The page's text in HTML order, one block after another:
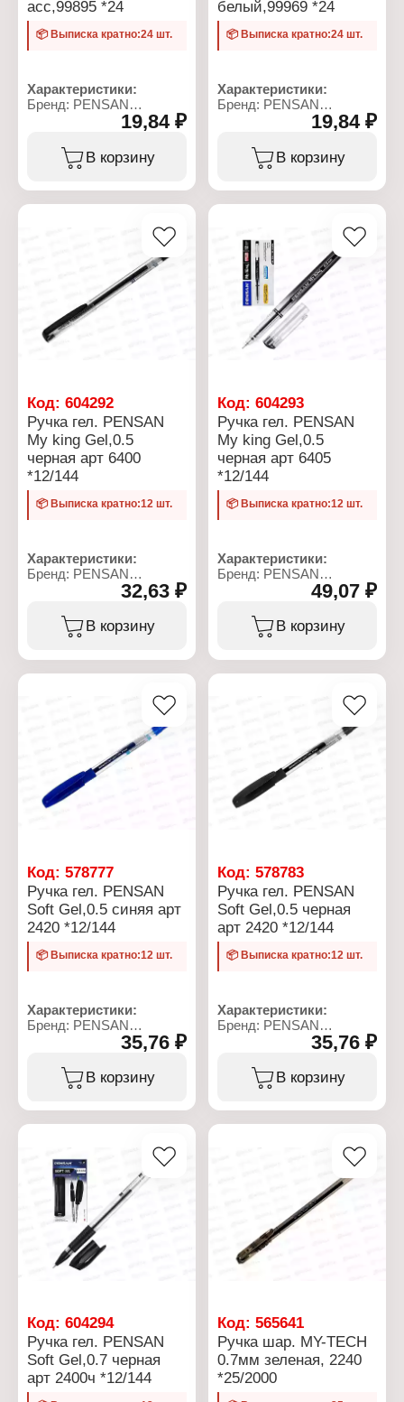
асс,99895 *24
📦 Выписка кратно:24 шт.
Характеристики:
Бренд: PENSAN
Тип товара: Ластик
Назначение: для
чернографитного
19,84 ₽
В корзину
белый,99969 *24
📦 Выписка кратно:24 шт.
Характеристики:
Бренд: PENSAN
Артикул: 99969
Тип товара: Ластик
Назначение: для
чернографитного
19,84 ₽
В корзину
Код: 604292
Ручка гел. PENSAN
My king Gel,0.5
черная арт 6400
*12/144
📦 Выписка кратно:12 шт.
Характеристики:
Бренд: PENSAN
Тип товара: Ручка
Тип чернил: гелевая
Модель: "My king Gel"
Цвет чернил: черная
Толщина линии письма:
Материал корпуса:
Цвет корпуса:
Прозрачный
32,63 ₽
В корзину
Код:604293
Ручка гел. PENSAN
My king Gel,0.5
черная арт 6405
*12/144
📦 Выписка кратно:12 шт.
Характеристики:
Бренд: PENSAN
Тип товара: Ручка
Тип чернил: гелевая
Модель: "My king Gel"
Цвет чернил: черная
Толщина линии письма:
Материал корпуса:
Цвет корпуса:
Прозрачный
49,07 ₽
В корзину
Код: 578777
Ручка гел. PENSAN
Soft Gel,0.5 синяя арт
2420 *12/144
📦 Выписка кратно:12 шт.
Характеристики:
Бренд: PENSAN
Артикул: ФТ35-000250
Тип чернил: гелевая
Модель: "Soft gel"
Толщина линии письма:
0,3 мм
Цвет корпуса:
Прозрачный
Особенность корпуса: с
резиновым грипом
Материал корпуса:
пластик
Многоразовая: да
35,76 ₽
В корзину
Код:578783
Ручка гел. PENSAN
Soft Gel,0.5 черная
арт 2420 *12/144
📦 Выписка кратно:12 шт.
Характеристики:
Бренд: PENSAN
Артикул: ФТ35-000251
Тип чернил: гелевая
Модель: "Soft gel"
Толщина линии письма:
Особенность корпуса: с
резиновым грипом
Материал корпуса:
пластик
35,76 ₽
В корзину
Код: 604294
Ручка гел. PENSAN
Soft Gel,0.7 черная
арт 2400ч *12/144
Код:565641
Ручка шар. MY-TECH
0.7мм зеленая, 2240
*25/2000